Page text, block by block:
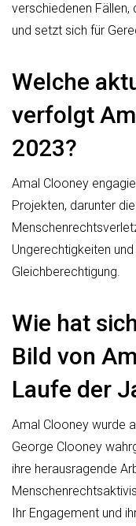
verschiedenen
und setzt sich für
Welche
verfolgt
2023?
Amal Clooney
Projekten, darunter
Ungerechtigkeiten
Gleichberechtigung.
Wie hat
Bild von
Laufe der
Amal Clooney wurde
George Clooney
ihre herausragende
Ihr Engagement und